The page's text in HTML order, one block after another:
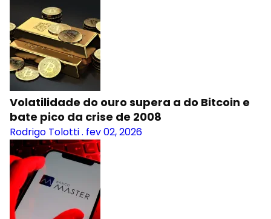
Volatilidade do ouro supera a do Bitcoin e
bate pico da crise de 2008
Rodrigo Tolotti. fev 02, 2026